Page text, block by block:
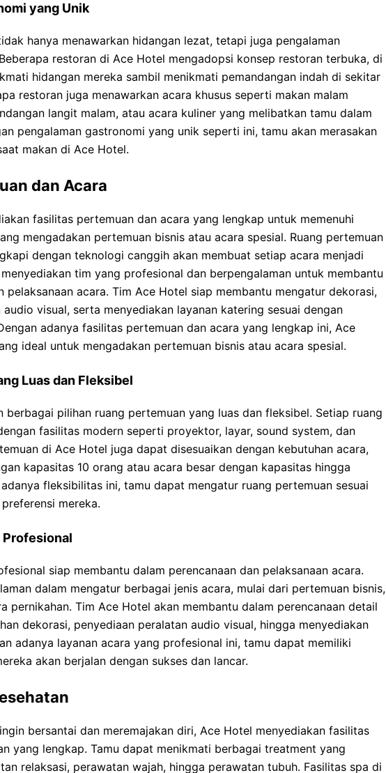
yang Unik
hanya menawarkan hidangan lezat, tetapi juga pengalaman
restoran di Ace Hotel mengadopsi konsep restoran terbuka, di
hidangan mereka sambil menikmati pemandangan indah di sekitar
restoran juga menawarkan acara khusus seperti makan malam
langit malam, atau acara kuliner yang melibatkan tamu dalam
pengalaman gastronomi yang unik seperti ini, tamu akan merasakan
makan di Ace Hotel.
dan Acara
fasilitas pertemuan dan acara yang lengkap untuk memenuhi
mengadakan pertemuan bisnis atau acara spesial. Ruang pertemuan
dengan teknologi canggih akan membuat setiap acara menjadi
tim yang profesional dan berpengalaman untuk membantu
pelaksanaan acara. Tim Ace Hotel siap membantu mengatur dekorasi,
visual, serta menyediakan layanan katering sesuai dengan
adanya fasilitas pertemuan dan acara yang lengkap ini, Ace
ideal untuk mengadakan pertemuan bisnis atau acara spesial.
Luas dan Fleksibel
berbagai pilihan ruang pertemuan yang luas dan fleksibel. Setiap ruang
fasilitas modern seperti proyektor, layar, sound system, dan
di Ace Hotel juga dapat disesuaikan dengan kebutuhan acara,
kapasitas 10 orang atau acara besar dengan kapasitas hingga
fleksibilitas ini, tamu dapat mengatur ruang pertemuan sesuai
mereka.
Profesional
siap membantu dalam perencanaan dan pelaksanaan acara.
dalam mengatur berbagai jenis acara, mulai dari pertemuan bisnis,
pernikahan. Tim Ace Hotel akan membantu dalam perencanaan detail
dekorasi, penyediaan peralatan audio visual, hingga menyediakan
adanya layanan acara yang profesional ini, tamu dapat memiliki
akan berjalan dengan sukses dan lancar.
bersantai dan meremajakan diri, Ace Hotel menyediakan fasilitas
yang lengkap. Tamu dapat menikmati berbagai treatment yang
relaksasi, perawatan wajah, hingga perawatan tubuh. Fasilitas spa di